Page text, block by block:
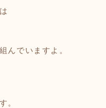
んでいますよ。
。